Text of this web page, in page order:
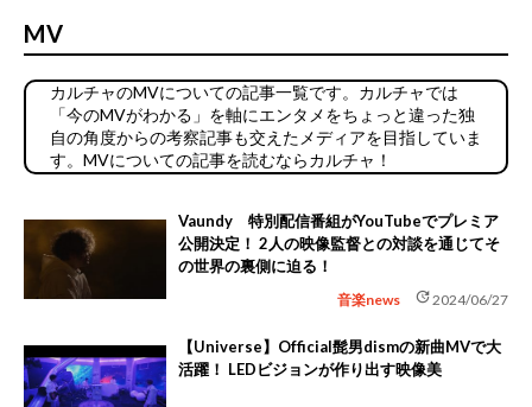
MV
カルチャのMVについての記事一覧です。カルチャでは
「今のMVがわかる」を軸にエンタメをちょっと違った独
自の角度からの考察記事も交えたメディアを目指していま
す。MVについての記事を読むならカルチャ！
Vaundy 特別配信番組がYouTubeでプレミア
公開決定！ 2人の映像監督との対談を通じてそ
の世界の裏側に迫る！
音楽news update2024/06/27
【Universe】Official髭男dismの新曲MVで大
活躍！ LEDビジョンが作り出す映像美